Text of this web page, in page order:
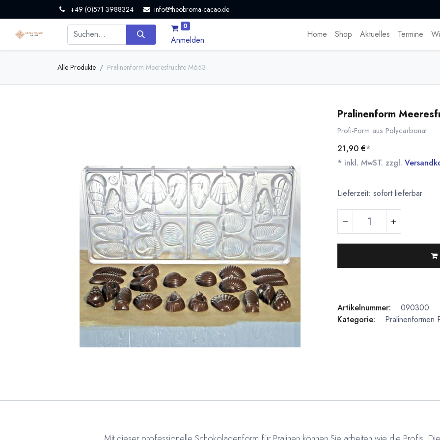
+49 (0)571 3988324 info@theobroma-cacao.de
0
Anmelden
Home Shop Aktuelles Termine
Alle Produkte Pralinenform Meeresfrüchte M653
Pralinenform
Profi-Form aus Polycarbonat.
21,90 €*
* inkl. MwST. zzgl.
Lieferzeit: sofort lieferbar
Artikelnummer:
090300
Kategorie:
Pralinenformen